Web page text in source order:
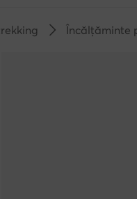
Încălțăminte